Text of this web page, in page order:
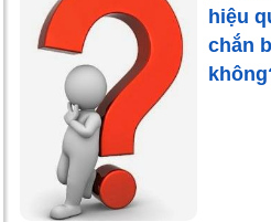
hiệu
chắn